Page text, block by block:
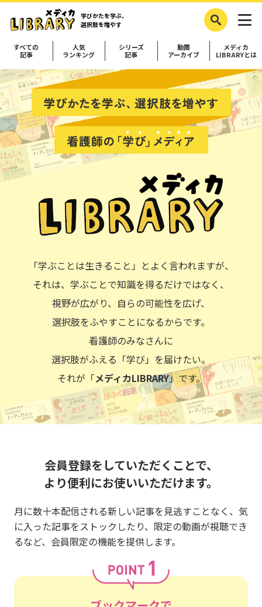
学びかたを学ぶ、
選択肢を増やす
すべての
記事
人気
ランキング
シリーズ
記事
動画
アーカイブ
メディカ
LIBRARYとは
「学ぶことは生きること」とよく言われますが、
それは、学ぶことで知識を得るだけではなく、
視野が広がり、自らの可能性を広げ、
選択肢をふやすことになるからです。
看護師のみなさんに
選択肢がふえる「学び」を届けたい。
それが「メディカLIBRARY」です。
会員登録をしていただくことで、
より便利にお使いいただけます。
月に数十本配信される新しい記事を見逃すことなく、気
に入った記事をストックしたり、限定の動画が視聴でき
るなど、会員限定の機能を提供します。